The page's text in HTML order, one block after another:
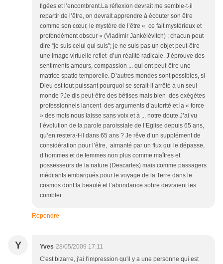
figées et l’encombrent.La réflexion devrait me semble-t-il
repartir de l’être, on devrait apprendre à écouter son être
comme son cœur, le mystère de l’être « ce fait mystérieux et
profondément obscur » (Vladimir Jankélévitch) ; chacun peut
dire “je suis celui qui suis”; je ne suis pas un objet peut-être
une image virtuelle reflet d’un réalité radicale. J’éprouve des
sentiments amours, compassion ... qui ont peut-être une
matrice spatio temporelle. D’autres mondes sont possibles, si
Dieu est tout puissant pourquoi se serait-il arrêté à un seul
monde ?Je dis peut-être des bêtises mais bien des exégètes
professionnels lancent des arguments d’autorité et la « force
» des mots nous laisse sans voix et à ... notre doute.J’ai vu
l’évolution de la parole paroissiale de l’Eglise depuis 65 ans,
qu’en restera-t-il dans 65 ans ? Je rêve d’un supplément de
considération pour l’être, aimanté par un flux qui le dépasse,
d’hommes et de femmes non plus comme maîtres et
possesseurs de la nature (Descartes) mais comme passagers
méditants embarqués pour le voyage de la Terre dans le
cosmos dont la beauté et l’abondance sobre devraient les
combler.
Répondre
Y Yves 28/05/2009 17:11
C'est bizarre, j'ai l'impression qu'il y a une personne qui est